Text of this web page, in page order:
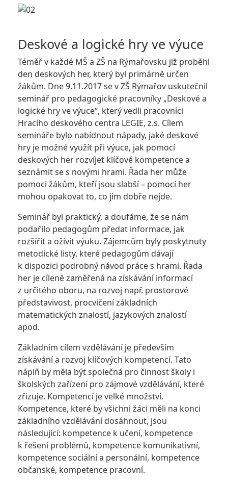
Deskové a logické hry ve výuce
Téměř v každé MŠ a ZŠ na Rýmařovsku již proběhl
den deskových her, který byl primárně určen
žákům. Dne 9.11.2017 se v ZŠ Rýmařov uskutečnil
seminář pro pedagogické pracovníky „Deskové a
logické hry ve výuce“, který vedli pracovníci
Hracího deskového centra LEGIE, z.s. Cílem
semináře bylo nabídnout nápady, jaké deskové
hry je možné využít při výuce, jak pomocí
deskových her rozvíjet klíčové kompetence a
seznámit se s novými hrami. Řada her může
pomoci žákům, kteří jsou slabší – pomocí her
mohou opakovat to, co jim dobře nejde.
Seminář byl praktický, a doufáme, že se nám
podařilo pedagogům předat informace, jak
rozšířit a oživit výuku. Zájemcům byly poskytnuty
metodické listy, které pedagogům dávají
k dispozici podrobný návod práce s hrami. Řada
her je cíleně zaměřená na získávání informací
z určitého oboru, na rozvoj např. prostorové
představivost, procvičení základních
matematických znalostí, jazykových znalostí
apod.
Základním cílem vzdělávání je především
získávání a rozvoj klíčových kompetencí. Tato
náplň by měla být společná pro činnost školy i
školských zařízení pro zájmové vzdělávání, které
zřizuje. Kompetencí je velké množství.
Kompetence, které by všichni žáci měli na konci
základního vzdělávání dosáhnout, jsou
následující: kompetence k učení, kompetence
k řešení problémů, kompetence komunikativní,
kompetence sociální a personální, kompetence
občanské, kompetence pracovní.